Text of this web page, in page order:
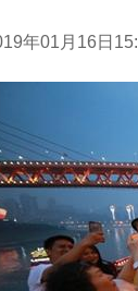
年01月16日